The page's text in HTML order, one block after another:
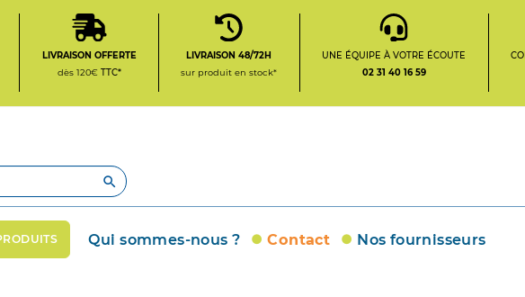
LIVRAISON OFFERTE
dès 120€ TTC*
LIVRAISON 48/72H
sur produit en stock*
UNE ÉQUIPE À VOTRE ÉCOUTE
02 31 40 16 59

Qui sommes-nous ? Contact Nos fournisseurs